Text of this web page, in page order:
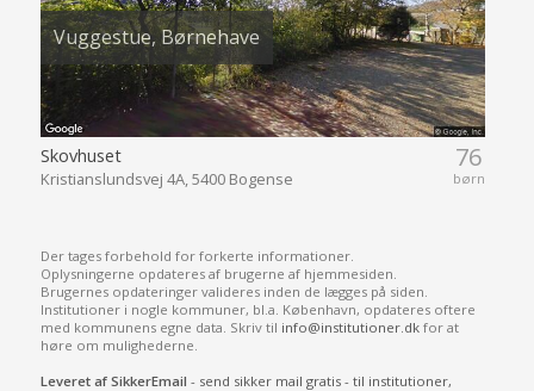
Vuggestue, Børnehave
76
børn
Skovhuset
Kristianslundsvej 4A, 5400 Bogense
Der tages forbehold for forkerte informationer.
Oplysningerne opdateres af brugerne af hjemmesiden.
Brugernes opdateringer valideres inden de lægges på siden.
Institutioner i nogle kommuner, bl.a. København, opdateres oftere
med kommunens egne data. Skriv til info@institutioner.dkfor at
høre om mulighederne.
Leveret af SikkerEmail - send sikker mail gratis - til institutioner,